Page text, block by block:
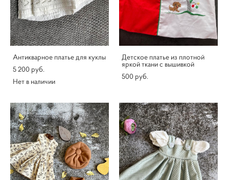
Антикварное платье для куклы
5 200 pуб.
Нет в наличии
Детское платье из плотной
яркой ткани с вышивкой
500 pуб.